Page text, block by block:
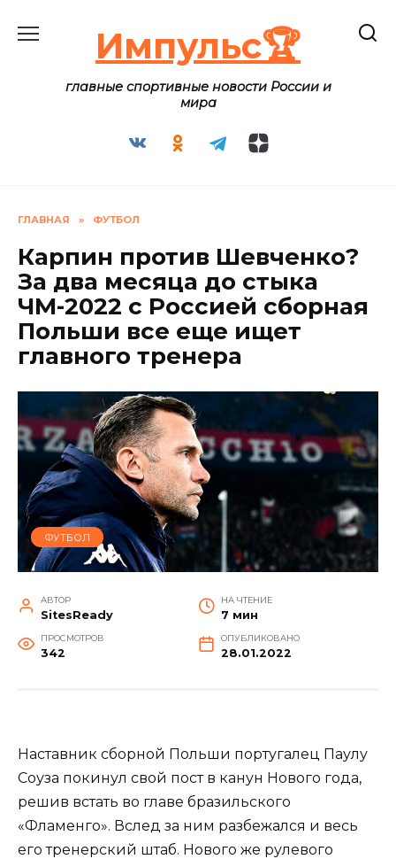
Импульс🏆
главные спортивные новости России и
мира
ГЛАВНАЯ » ФУТБОЛ
Карпин против Шевченко?
За два месяца до стыка
ЧМ-2022 с Россией сборная
Польши все еще ищет
главного тренера
ФУТБОЛ
АВТОР
SitesReady
НА ЧТЕНИЕ
7 мин
ПРОСМОТРОВ
342
ОПУБЛИКОВАНО
28.01.2022
Наставник сборной Польши португалец Паулу
Соуза покинул свой пост в канун Нового года,
решив встать во главе бразильского
«Фламенго». Вслед за ним разбежался и весь
его тренерский штаб. Нового же рулевого